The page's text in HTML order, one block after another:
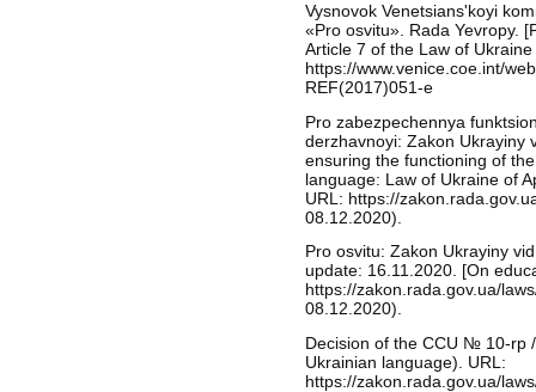
Vysnovok Venetsiansʹkoyi
«Pro osvitu». Rada Yevropy.
Article 7 of the Law of
https://www.venice.coe.int/
REF(2017)051-e
Pro zabezpechennya
derzhavnoyi: Zakon
ensuring the functioning of
language: Law of Ukraine of
URL: https://
08.12.2020).
Pro osvitu: Zakon Ukrayiny
update: 16.11.2020. [On
https://zakon.rada.gov.ua/
08.12.2020).
Decision of the CCU № 10-rp
Ukrainian language). URL:
https://zakon.rada.gov.ua/